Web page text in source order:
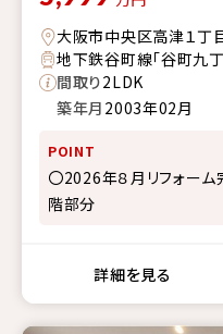
大阪市中央区高津１丁
地下鉄谷町線「谷町九
間取り2LDK
築年月 2003年02月
POINT
〇2026年８月リフォー
階部分
詳細を見る